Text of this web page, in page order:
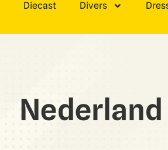
Diecast Divers